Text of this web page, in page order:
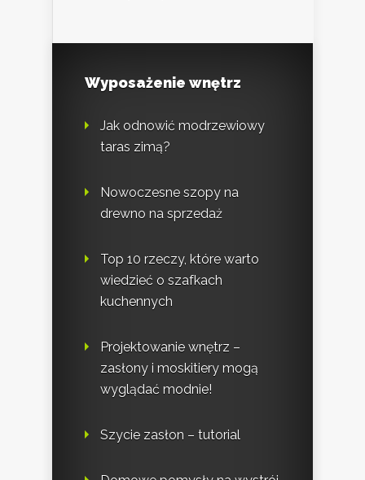
Wyposażenie wnętrz
Jak odnowić modrzewiowy
taras zimą?
Nowoczesne szopy na
drewno na sprzedaż
Top 10 rzeczy, które warto
wiedzieć o szafkach
kuchennych
Projektowanie wnętrz –
zasłony i moskitiery mogą
wyglądać modnie!
Szycie zasłon – tutorial